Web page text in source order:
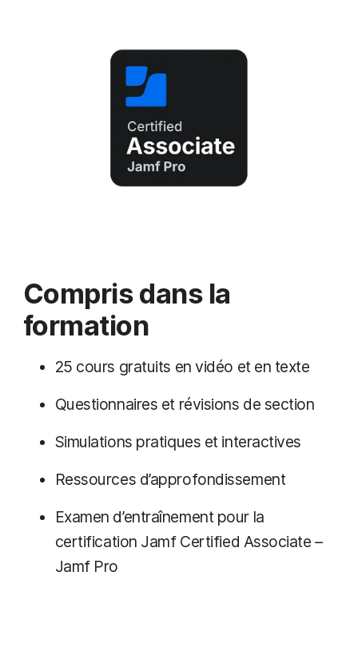
Compris dans la
formation
25 cours gratuits en vidéo et en texte
Questionnaires et révisions de section
Simulations pratiques et interactives
Ressources d’approfondissement
Examen d’entraînement pour la
certification Jamf Certified Associate –
Jamf Pro